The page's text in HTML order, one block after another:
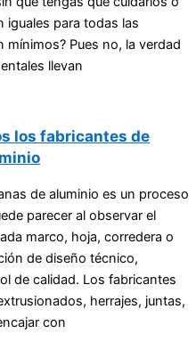
iguales para todas las
Pues no, la verdad
llevan
los fabricantes de
de aluminio es un proceso
parecer al observar el
marco, hoja, corredera o
de diseño técnico,
de calidad. Los fabricantes
herrajes, juntas,
con